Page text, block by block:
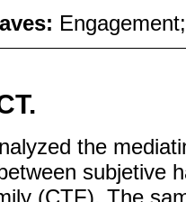
the
subjetive
(CTF). The